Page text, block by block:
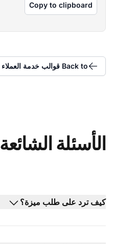
Copy to clipboard
Back to قوالب خدمة العملاء
الأسئلة الشائعة
كيف ترد على طلب ميزة؟